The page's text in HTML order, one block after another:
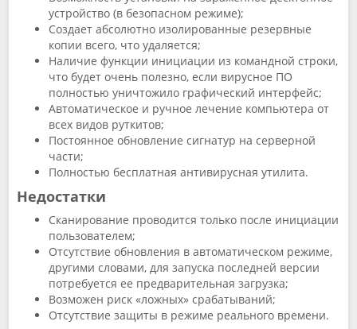
устройство (в безопасном режиме);
Создает абсолютно изолированные резервные
копии всего, что удаляется;
Наличие функции инициации из командной строки,
что будет очень полезно, если вирусное ПО
полностью уничтожило графический интерфейс;
Автоматическое и ручное лечение компьютера от
всех видов руткитов;
Постоянное обновление сигнатур на серверной
части;
Полностью бесплатная антивирусная утилита.
Недостатки
Сканирование проводится только после инициации
пользователем;
Отсутствие обновления в автоматическом режиме,
другими словами, для запуска последней версии
потребуется ее предварительная загрузка;
Возможен риск «ложных» срабатываний;
Отсутствие защиты в режиме реального времени.